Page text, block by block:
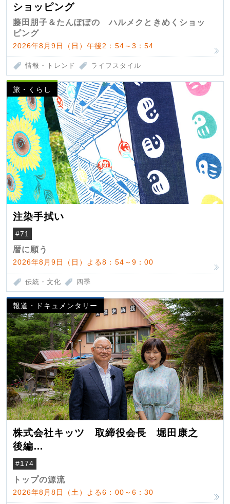
ショッピング
藤田朋子＆たんぽぽの ハルメクときめくショッ
ピング
2026年8月9日（日）午後2：54～3：54
情報・トレンド ライフスタイル
旅・くらし
注染手拭い
#71
暦に願う
2026年8月9日（日）よる8：54～9：00
伝統・文化 四季
報道・ドキュメンタリー
株式会社キッツ 取締役会長 堀田康之
後編
米国駐在でも浮かんだ八ヶ岳 山小屋を営
んだ父母
#174
トップの源流
2026年8月8日（土）よる6：00～6：30